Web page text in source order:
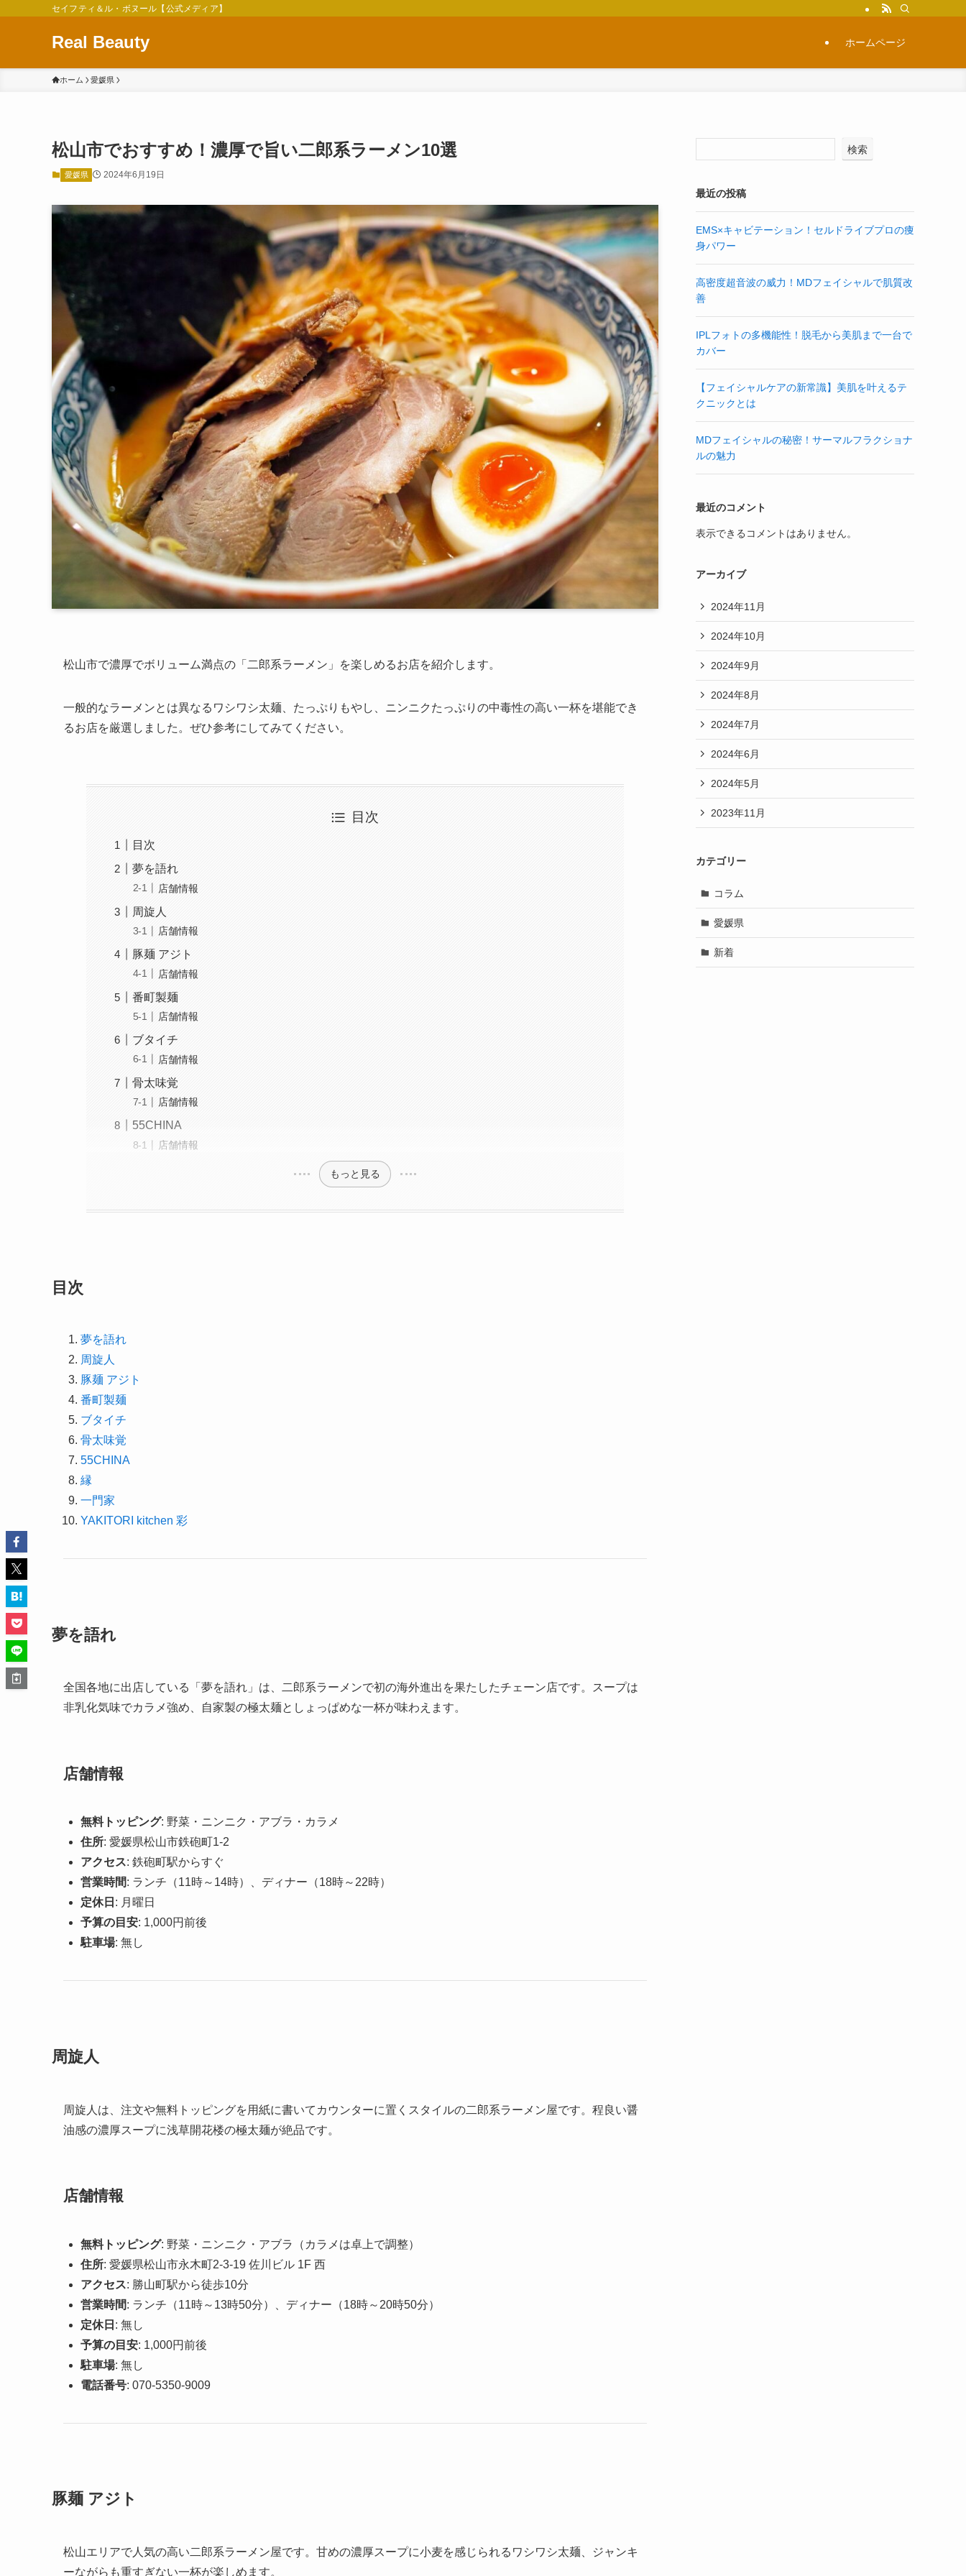
セイフティ＆ル・ボヌール【公式メディア】
Real Beauty ホームページ
ホーム 愛媛県
松山市でおすすめ！濃厚で旨い二郎系ラーメン10選
愛媛県 2024年6月19日
松山市で濃厚でボリューム満点の「二郎系ラーメン」を楽しめるお店を紹介します。
一般的なラーメンとは異なるワシワシ太麺、たっぷりもやし、ニンニクたっぷりの中毒性の高い一杯を堪能でき
るお店を厳選しました。ぜひ参考にしてみてください。
目次
目次
夢を語れ
店舗情報
周旋人
店舗情報
豚麺 アジト
店舗情報
番町製麺
店舗情報
ブタイチ
店舗情報
骨太味覚
店舗情報
55CHINA
店舗情報
もっと見る
目次
夢を語れ
周旋人
豚麺 アジト
番町製麺
ブタイチ
骨太味覚
55CHINA
縁
一門家
YAKITORI kitchen 彩
夢を語れ
全国各地に出店している「夢を語れ」は、二郎系ラーメンで初の海外進出を果たしたチェーン店です。スープは
非乳化気味でカラメ強め、自家製の極太麺としょっぱめな一杯が味わえます。
店舗情報
無料トッピング: 野菜・ニンニク・アブラ・カラメ
住所: 愛媛県松山市鉄砲町1-2
アクセス: 鉄砲町駅からすぐ
営業時間: ランチ（11時～14時）、ディナー（18時～22時）
定休日 : 月曜日
予算の目安: 1,000円前後
駐車場: 無し
周旋人
周旋人は、注文や無料トッピングを用紙に書いてカウンターに置くスタイルの二郎系ラーメン屋です。程良い醤
油感の濃厚スープに浅草開花楼の極太麺が絶品です。
店舗情報
無料トッピング: 野菜・ニンニク・アブラ（カラメは卓上で調整）
住所: 愛媛県松山市永木町2-3-19 佐川ビル 1F 西
アクセス: 勝山町駅から徒歩10分
営業時間: ランチ（11時～13時50分）、ディナー（18時～20時50分）
定休日 : 無し
予算の目安: 1,000円前後
駐車場: 無し
電話番号: 070-5350-9009
豚麺 アジト
松山エリアで人気の高い二郎系ラーメン屋です。甘めの濃厚スープに小麦を感じられるワシワシ太麺、ジャンキ
ーながらも重すぎない一杯が楽しめます。
検索
最近の投稿
EMS×キャビテーション！セルドライブプロの痩
身パワー
高密度超音波の威力！MDフェイシャルで肌質改
善
IPLフォトの多機能性！脱毛から美肌まで一台で
カバー
【フェイシャルケアの新常識】美肌を叶えるテ
クニックとは
MDフェイシャルの秘密！サーマルフラクショナ
ルの魅力
最近のコメント
表示できるコメントはありません。
アーカイブ
2024年11月
2024年10月
2024年9月
2024年8月
2024年7月
2024年6月
2024年5月
2023年11月
カテゴリー
コラム
愛媛県
新着